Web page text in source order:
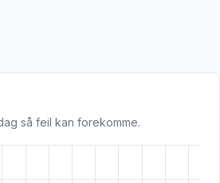
så feil kan forekomme.